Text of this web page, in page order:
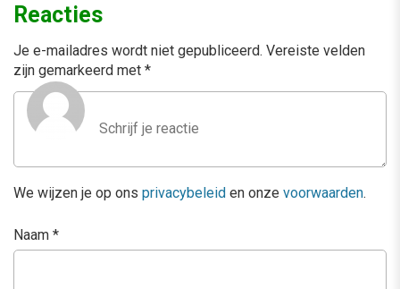
Reacties
Je e-mailadres wordt niet gepubliceerd. Vereiste velden
zijn gemarkeerd met *
We wijzen je op ons privacybeleid en onze voorwaarden.
Naam *